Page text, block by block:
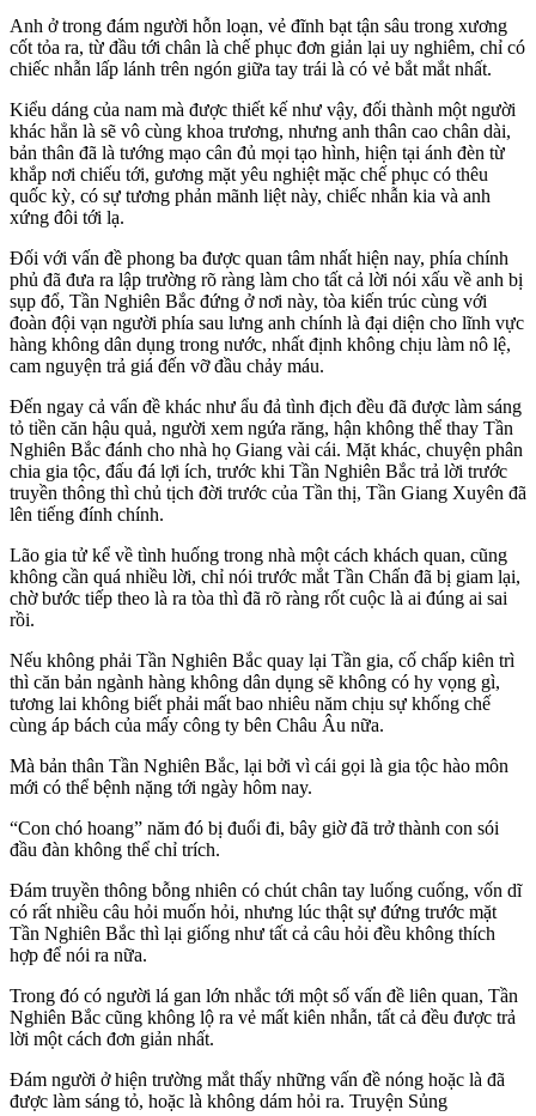
Anh ở trong đám người hỗn loạn, vẻ đĩnh bạt tận sâu trong xương
cốt tỏa ra, từ đầu tới chân là chế phục đơn giản lại uy nghiêm, chỉ có
chiếc nhẫn lấp lánh trên ngón giữa tay trái là có vẻ bắt mắt nhất.
Kiểu dáng của nam mà được thiết kế như vậy, đối thành một người
khác hẳn là sẽ vô cùng khoa trương, nhưng anh thân cao chân dài,
bản thân đã là tướng mạo cân đủ mọi tạo hình, hiện tại ánh đèn từ
khắp nơi chiếu tới, gương mặt yêu nghiệt mặc chế phục có thêu
quốc kỳ, có sự tương phản mãnh liệt này, chiếc nhẫn kia và anh
xứng đôi tới lạ.
Đối với vấn đề phong ba được quan tâm nhất hiện nay, phía chính
phủ đã đưa ra lập trường rõ ràng làm cho tất cả lời nói xấu về anh bị
sụp đổ, Tần Nghiên Bắc đứng ở nơi này, tòa kiến trúc cùng với
đoàn đội vạn người phía sau lưng anh chính là đại diện cho lĩnh vực
hàng không dân dụng trong nước, nhất định không chịu làm nô lệ,
cam nguyện trả giá đến vỡ đầu chảy máu.
Đến ngay cả vấn đề khác như ẩu đả tình địch đều đã được làm sáng
tỏ tiền căn hậu quả, người xem ngứa răng, hận không thể thay Tần
Nghiên Bắc đánh cho nhà họ Giang vài cái. Mặt khác, chuyện phân
chia gia tộc, đấu đá lợi ích, trước khi Tần Nghiên Bắc trả lời trước
truyền thông thì chủ tịch đời trước của Tần thị, Tần Giang Xuyên đã
lên tiếng đính chính.
Lão gia tử kể về tình huống trong nhà một cách khách quan, cũng
không cần quá nhiều lời, chỉ nói trước mắt Tần Chấn đã bị giam lại,
chờ bước tiếp theo là ra tòa thì đã rõ ràng rốt cuộc là ai đúng ai sai
rồi.
Nếu không phải Tần Nghiên Bắc quay lại Tần gia, cố chấp kiên trì
thì căn bản ngành hàng không dân dụng sẽ không có hy vọng gì,
tương lai không biết phải mất bao nhiêu năm chịu sự khống chế
cùng áp bách của mấy công ty bên Châu Âu nữa.
Mà bản thân Tần Nghiên Bắc, lại bởi vì cái gọi là gia tộc hào môn
mới có thể bệnh nặng tới ngày hôm nay.
“Con chó hoang” năm đó bị đuổi đi, bây giờ đã trở thành con sói
đầu đàn không thể chỉ trích.
Đám truyền thông bỗng nhiên có chút chân tay luống cuống, vốn dĩ
có rất nhiều câu hỏi muốn hỏi, nhưng lúc thật sự đứng trước mặt
Tần Nghiên Bắc thì lại giống như tất cả câu hỏi đều không thích
hợp để nói ra nữa.
Trong đó có người lá gan lớn nhắc tới một số vấn đề liên quan, Tần
Nghiên Bắc cũng không lộ ra vẻ mất kiên nhẫn, tất cả đều được trả
lời một cách đơn giản nhất.
Đám người ở hiện trường mắt thấy những vấn đề nóng hoặc là đã
được làm sáng tỏ, hoặc là không dám hỏi ra. Truyện Sủng